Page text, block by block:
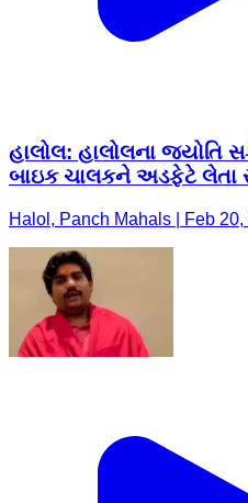
હાલોલ: હાલોલના જ્યોતિ
બાઇક ચાલકને અડફેટે લેતા
Halol, Panch Mahals | Feb 20,